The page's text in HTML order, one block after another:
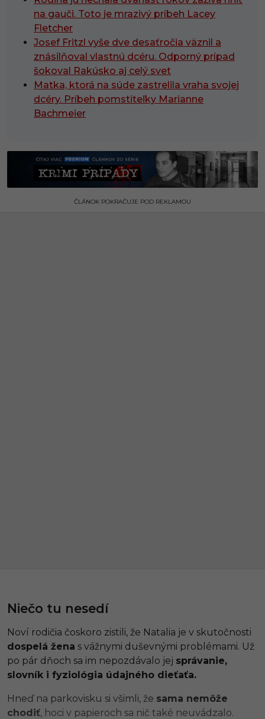
na gauči. Toto je mrazivý príbeh Lacey
Fletcher
Josef Fritzl vyše dve desaťročia väznil a
znásilňoval vlastnú dcéru. Odporný prípad
šokoval Rakúsko aj celý svet
Matka, ktorá na súde zastrelila vraha svojej
dcéry. Príbeh pomstiteľky Marianne
Bachmeier
ČLÁNOK POKRAČUJE POD REKLAMOU
Niečo tu nesedí
Noví rodičia čoskoro zistili, že Natalia je v skutočnosti
dospelá žena s vážnymi duševnými problémami. Už
po pár dňoch sa im nepozdávalo jej správanie,
slovník i fyziológia údajného dieťaťa.
Hneď na parkovisku si všimli, že sama nemôže
chodiť, hoci v papieroch sa nič také neuvádzalo.